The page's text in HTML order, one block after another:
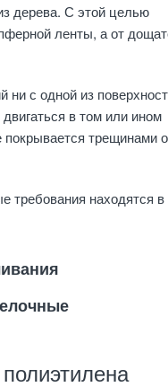
дерева. С этой целью
ленты, а от
ни с одной из
в том или ином
покрывается трещинами
требования находятся